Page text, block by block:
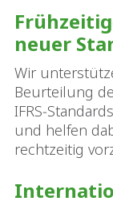
neuer
Wir
Beurteilung
und helfen
rechtzeitig